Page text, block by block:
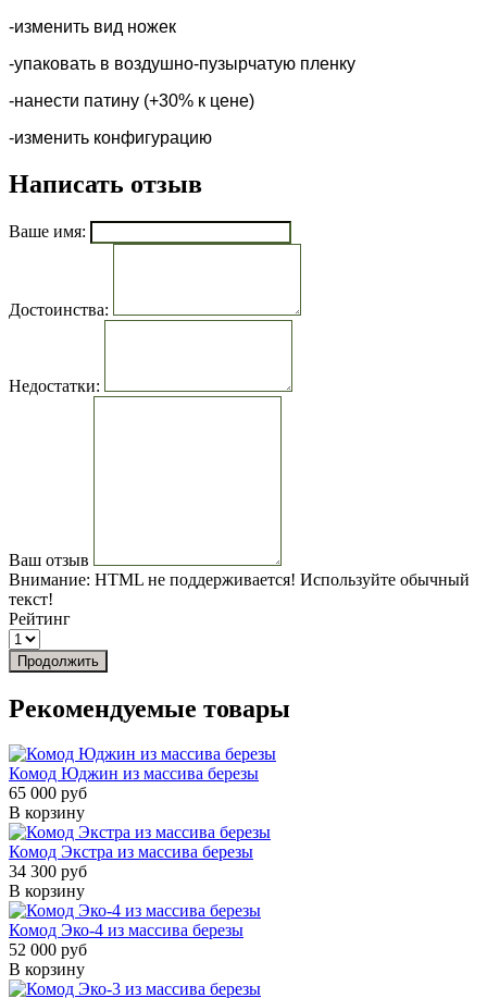
​-изменить вид ножек
-упаковать в воздушно-пузырчатую пленку
-нанести патину (+30% к цене)
-изменить конфигурацию
Написать отзыв
Ваше имя:
Достоинства:
Недостатки:
Ваш отзыв
Внимание: HTML не поддерживается! Используйте обычный
текст!
Рейтинг
Продолжить
Рекомендуемые товары
Комод Юджин из массива березы
65 000 руб
В корзину
Комод Экстра из массива березы
34 300 руб
В корзину
Комод Эко-4 из массива березы
52 000 руб
В корзину